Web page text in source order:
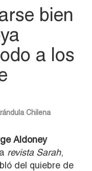
bien
a los
Chilena
Aldoney
revista Sarah,
del quiebre de